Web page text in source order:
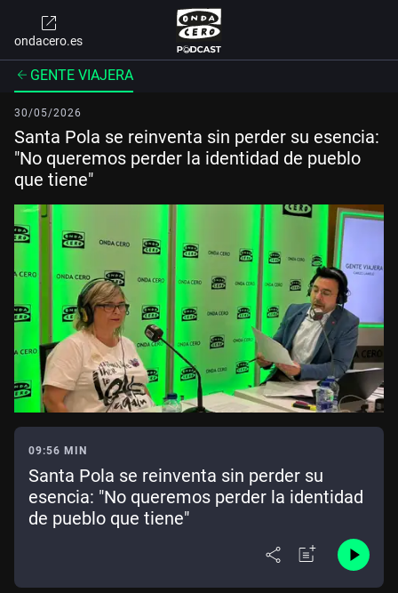
ondacero.es
GENTE VIAJERA
30/05/2026
Santa Pola se reinventa sin perder su esencia:
"No queremos perder la identidad de pueblo
que tiene"
09:56 MIN
Santa Pola se reinventa sin perder su
esencia: "No queremos perder la identidad
de pueblo que tiene"